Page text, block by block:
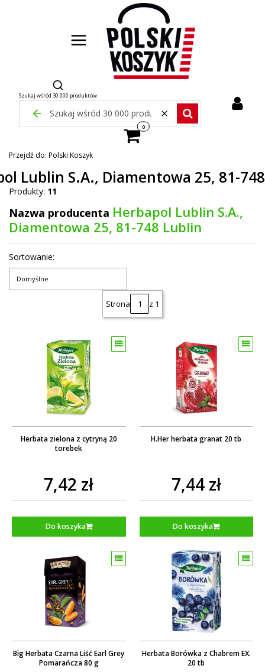
Otwórz wyszukiwarkę
Szukaj wśród 30 000 produktów
Zamknij wyszukiwarkę WyczyśćSzukaj wśród 30 000
Produkty w koszyku: 0. Zobacz
Przejdź do: Polski Koszyk
Lublin S.A., Diamentowa 25, 81-
Produkty: 11
Nazwa producenta Herbapol Lublin S.A.,
Diamentowa 25, 81-748 Lublin
Lista produktów
Sortowanie:
Domyślne
Strona z 1
Herbata zielona z cytryną 20
torebek
7,42 zł
Do koszyka
H.Her herbata granat 20 tb
7,44 zł
Do koszyka
Big Herbata Czarna Liść Earl Grey
Pomarańcza 80 g
Herbata Borówka z Chabrem EX.
20 tb